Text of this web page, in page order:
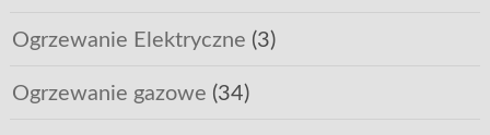
Ogrzewanie Elektryczne (3)
Ogrzewanie gazowe (34)